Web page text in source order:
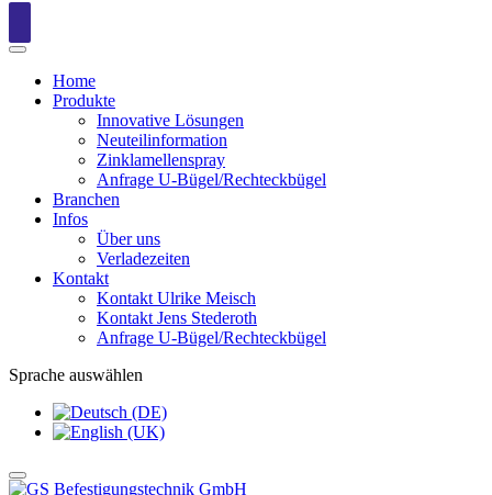
Home
Produkte
Innovative Lösungen
Neuteilinformation
Zinklamellenspray
Anfrage U-Bügel/Rechteckbügel
Branchen
Infos
Über uns
Verladezeiten
Kontakt
Kontakt Ulrike Meisch
Kontakt Jens Stederoth
Anfrage U-Bügel/Rechteckbügel
Sprache auswählen